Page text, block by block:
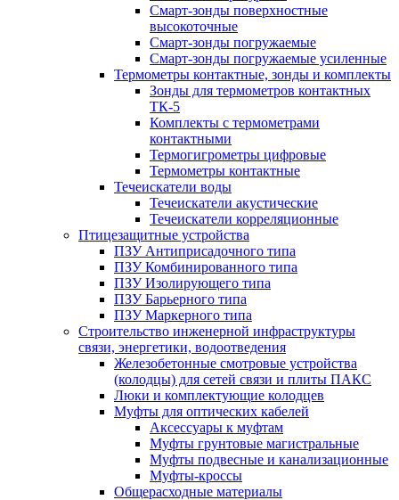
Смарт-зонды поверхностные
высокоточные
Смарт-зонды погружаемые
Смарт-зонды погружаемые усиленные
Термометры контактные, зонды и комплекты
Зонды для термометров контактных
ТК-5
Комплекты с термометрами
контактными
Термогигрометры цифровые
Термометры контактные
Течеискатели воды
Течеискатели акустические
Течеискатели корреляционные
Птицезащитные устройства
ПЗУ Антиприсадочного типа
ПЗУ Комбинированного типа
ПЗУ Изолирующего типа
ПЗУ Барьерного типа
ПЗУ Маркерного типа
Строительство инженерной инфраструктуры
связи, энергетики, водоотведения
Железобетонные смотровые устройства
(колодцы) для сетей связи и плиты ПАКС
Люки и комплектующие колодцев
Муфты для оптических кабелей
Аксессуары к муфтам
Муфты грунтовые магистральные
Муфты подвесные и канализационные
Муфты-кроссы
Общерасходные материалы